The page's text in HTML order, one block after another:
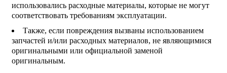
использовались расходные материалы, которые не могут
соответствовать требованиям эксплуатации.
Также, если повреждения вызваны использованием
запчастей и/или расходных материалов, не являющимися
оригинальными или официальной заменой
оригинальным.